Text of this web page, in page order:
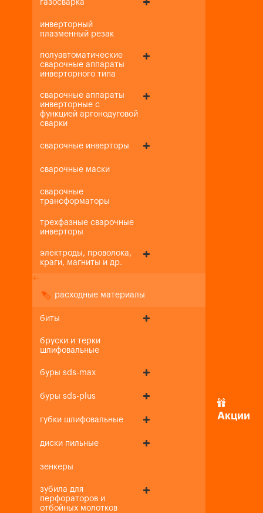
газосварка
инверторный
плазменный резак
полуавтоматические
сварочные аппараты
инверторного типа
сварочные аппараты
инверторные с
функцией аргонодуговой
сварки
сварочные инверторы
сварочные маски
сварочные
трансформаторы
трехфазные сварочные
инверторы
электроды, проволока,
краги, магниты и др.
+-
расходные материалы
биты
бруски и терки
шлифовальные
буры sds-max
буры sds-plus
губки шлифовальные
диски пильные
зенкеры
зубила для
перфораторов и
отбойных молотков
Акции